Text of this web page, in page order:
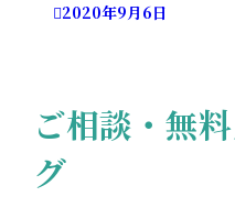
2020年9月6日
ご相談・無
グ